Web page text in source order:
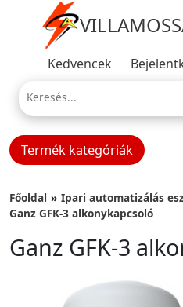
Kedvencek
Termék kategóriák
Főoldal Ipari automatizálás
Ganz GFK-3 alkonykapcsoló
Ganz GFK-3